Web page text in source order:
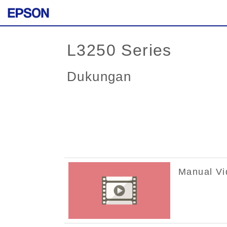
L3250 Series
Dukungan